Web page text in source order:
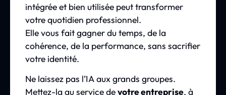
intégrée et bien utilisée peut transformer
votre quotidien professionnel.
Elle vous fait gagner du temps, de la
cohérence, de la performance, sans sacrifier
votre identité.
Ne laissez pas l’IA aux grands groupes.
Mettez-la au service devotre entreprise, à